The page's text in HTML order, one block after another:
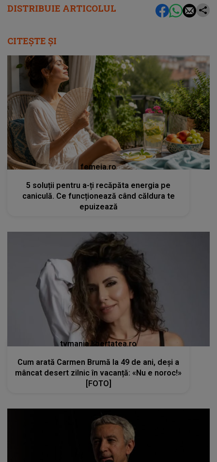
DISTRIBUIE ARTICOLUL
CITEȘTE ȘI
femeia.ro
5 soluții pentru a-ți recăpăta energia pe
caniculă. Ce funcționează când căldura te
epuizează
tvmania.libertatea.ro
Cum arată Carmen Brumă la 49 de ani, deși a
mâncat desert zilnic în vacanță: «Nu e noroc!»
[FOTO]